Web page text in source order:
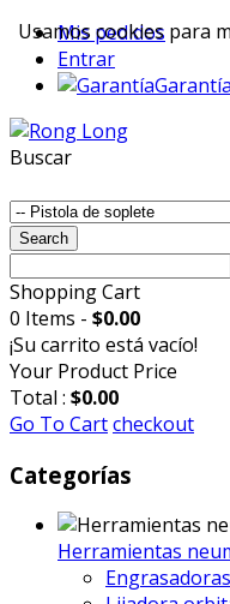
Mis pedidos
Entrar
Garantía
Buscar
Search
Shopping Cart
0 Items - $0.00
¡Su carrito está vacío!
Your Product Price
Total : $0.00
Go To Cartcheckout
Categorías
Herramientas
Engrasadoras
Usamos cookies para